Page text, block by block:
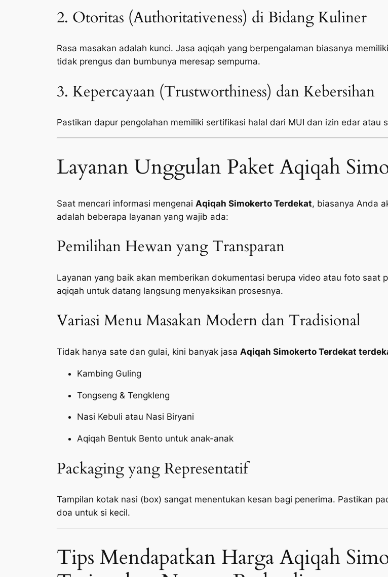
2. Otoritas (Authoritativeness) di Bidang Kuliner
Rasa masakan adalah kunci. Jasa aqiqah yang berpengalaman biasanya
tidak prengus dan bumbunya meresap sempurna.
3. Kepercayaan (Trustworthiness) dan Kebersihan
Pastikan dapur pengolahan memiliki sertifikasi halal dari MUI dan izin edar
Layanan Unggulan Paket Aqiqah
Saat mencari informasi mengenai Aqiqah Simokerto Terdekat, biasanya Anda
adalah beberapa layanan yang wajib ada:
Pemilihan Hewan yang Transparan
Layanan yang baik akan memberikan dokumentasi berupa video atau foto saat
aqiqah untuk datang langsung menyaksikan prosesnya.
Variasi Menu Masakan Modern dan Tradisional
Tidak hanya sate dan gulai, kini banyak jasa Aqiqah Simokerto Terdekat
Kambing Guling
Tongseng & Tengkleng
Nasi Kebuli atau Nasi Biryani
Aqiqah Bentuk Bento untuk anak-anak
Packaging yang Representatif
Tampilan kotak nasi (box) sangat menentukan kesan bagi penerima. Pastikan
doa untuk si kecil.
Tips Mendapatkan Harga Aqiqah